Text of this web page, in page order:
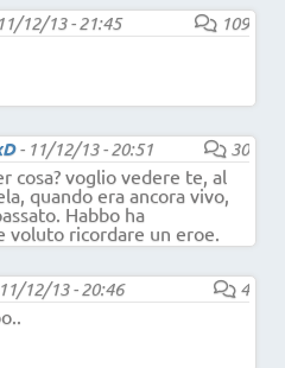
11/12/13 - 21:45
109
- 11/12/13 - 20:51
30
cosa? voglio vedere te, al
quando era ancora vivo,
Habbo ha
voluto ricordare un eroe.
11/12/13 - 20:46
4